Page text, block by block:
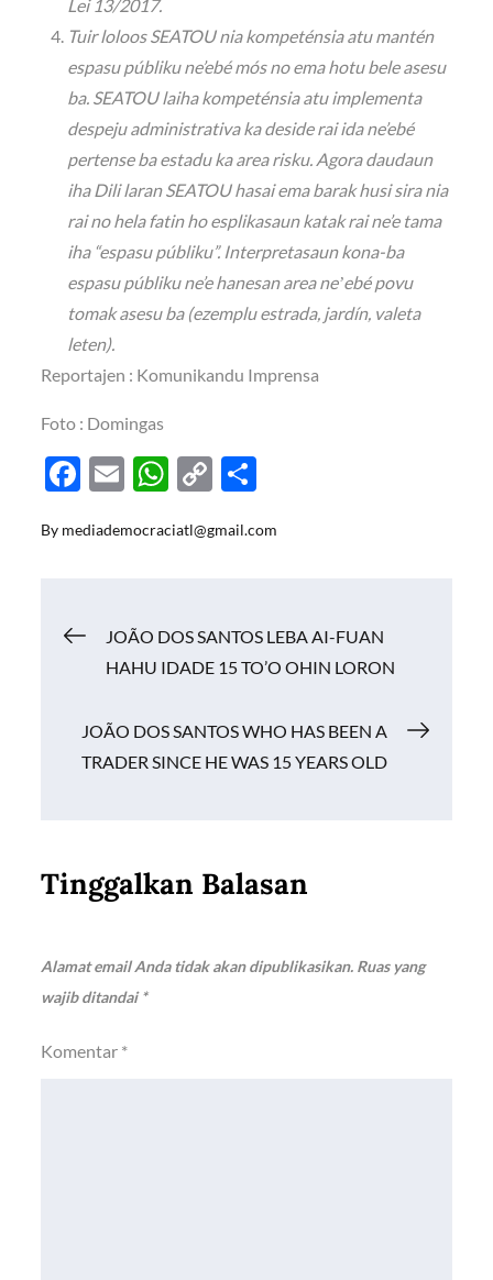
Lei 13/2017.
Tuir loloos SEATOU nia kompeténsia atu mantén
espasu públiku ne’ebé mós no ema hotu bele asesu
ba. SEATOU laiha kompeténsia atu implementa
despeju administrativa ka deside rai ida ne’ebé
pertense ba estadu ka area risku. Agora daudaun
iha Dili laran SEATOU hasai ema barak husi sira nia
rai no hela fatin ho esplikasaun katak rai ne’e tama
iha “espasu públiku”. Interpretasaun kona-ba
espasu públiku ne’e hanesan area neʼebé povu
tomak asesu ba (ezemplu estrada, jardín, valeta
leten).
Reportajen : Komunikandu Imprensa
Foto : Domingas
F
e
o
E
ail
W
at
p
p
C
p
n
k
ar
By mediademocraciatl@gmail.com
Navigasi
JOÃO DOS SANTOS LEBA AI-FUAN
HAHU IDADE 15 TO’O OHIN LORON
JOÃO DOS SANTOS WHO HAS BEEN A
TRADER SINCE HE WAS 15 YEARS OLD
Tinggalkan Balasan
Alamat email Anda tidak akan dipublikasikan. Ruas yang
wajib ditandai*
Komentar *